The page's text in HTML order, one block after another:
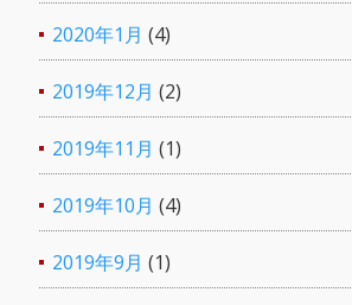
2020年1月 (4)
2019年12月 (2)
2019年11月 (1)
2019年10月 (4)
2019年9月 (1)